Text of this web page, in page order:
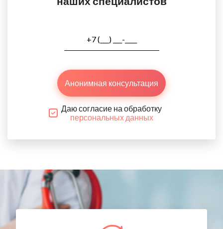
Анонимная консультация
Даю согласие на обработку
персональных данных